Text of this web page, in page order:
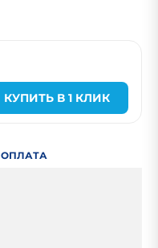
КУПИТЬ В 1 КЛИК
ОПЛАТА